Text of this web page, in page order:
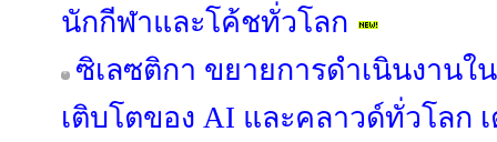
นักกีฬาและโค้ชทั่วโลก
ซิเลซติกา ขยายการดำเนินงานใ
เติบโตของ AI และคลาวด์ทั่วโลก